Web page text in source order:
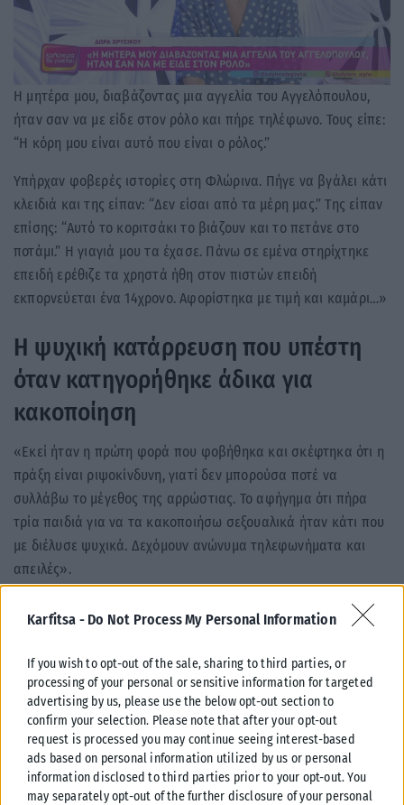
Karfitsa - Do Not Process My Personal Information
If you wish to opt-out of the sale, sharing to third parties, or
processing of your personal or sensitive information for targeted
advertising by us, please use the below opt-out section to
confirm your selection. Please note that after your opt-out
request is processed you may continue seeing interest-based
ads based on personal information utilized by us or personal
information disclosed to third parties prior to your opt-out. You
may separately opt-out of the further disclosure of your personal
Η μητέρα μου, διαβάζοντας μια αγγελία του Αγγελόπουλου,
ήταν σαν να με είδε στον ρόλο και πήρε τηλέφωνο. Τους είπε:
“Η κόρη μου είναι αυτό που είναι ο ρόλος.”
Υπήρχαν φοβερές ιστορίες στη Φλώρινα. Πήγε να βγάλει κάτι
κλειδιά και της είπαν: “Δεν είσαι από τα μέρη μας.” Της είπαν
επίσης: “Αυτό το κοριτσάκι το βιάζουν και το πετάνε στο
ποτάμι.” Η γιαγιά μου τα έχασε. Πάνω σε εμένα στηρίχτηκε
επειδή ερέθιζε τα χρηστά ήθη στον πιστών επειδή
εκπορνεύεται ένα 14χρονο. Αφορίστηκα με τιμή και καμάρι…»
Η ψυχική κατάρρευση που υπέστη
όταν κατηγορήθηκε άδικα για
κακοποίηση
«Εκεί ήταν η πρώτη φορά που φοβήθηκα και σκέφτηκα ότι η
πράξη είναι ριψοκίνδυνη, γιατί δεν μπορούσα ποτέ να
συλλάβω το μέγεθος της αρρώστιας. Το αφήγημα ότι πήρα
τρία παιδιά για να τα κακοποιήσω σεξουαλικά ήταν κάτι που
με διέλυσε ψυχικά. Δεχόμουν ανώνυμα τηλεφωνήματα και
απειλές».
Σχετικά Άρθρα